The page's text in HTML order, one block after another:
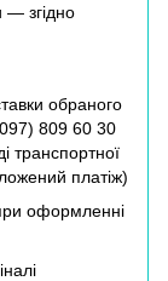
— згідно
обраного
097) 809 60 30
транспортної
платіж)
оформленні